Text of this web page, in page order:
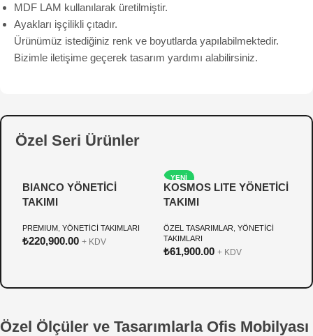
MDF LAM kullanılarak üretilmiştir.
Ayakları işçilikli çıtadır.
Ürünümüz istediğiniz renk ve boyutlarda yapılabilmektedir.
Bizimle iletişime geçerek tasarım yardımı alabilirsiniz.
Özel Seri Ürünler
BIANCO YÖNETİCİ
TAKIMI
PREMIUM YÖNETİCİ TAKIMLARI
₺220,900.00 + KDV
YENI
KOSMOS LITE YÖNETİCİ
TAKIMI
ÖZEL TASARIMLAR YÖNETİCİ
TAKIMLARI
₺61,900.00 + KDV
Özel Ölçüler ve Tasarımlarla Ofis Mobilyası